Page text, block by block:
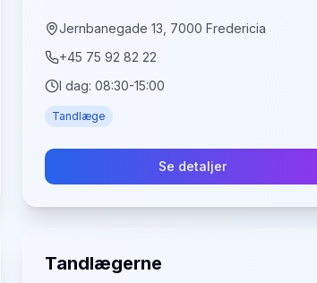
Jernbanegade 13, 7000 Fredericia
+45 75 92 82 22
I dag:08:30-15:00
Tandlæge
Se detaljer
Tandlægerne